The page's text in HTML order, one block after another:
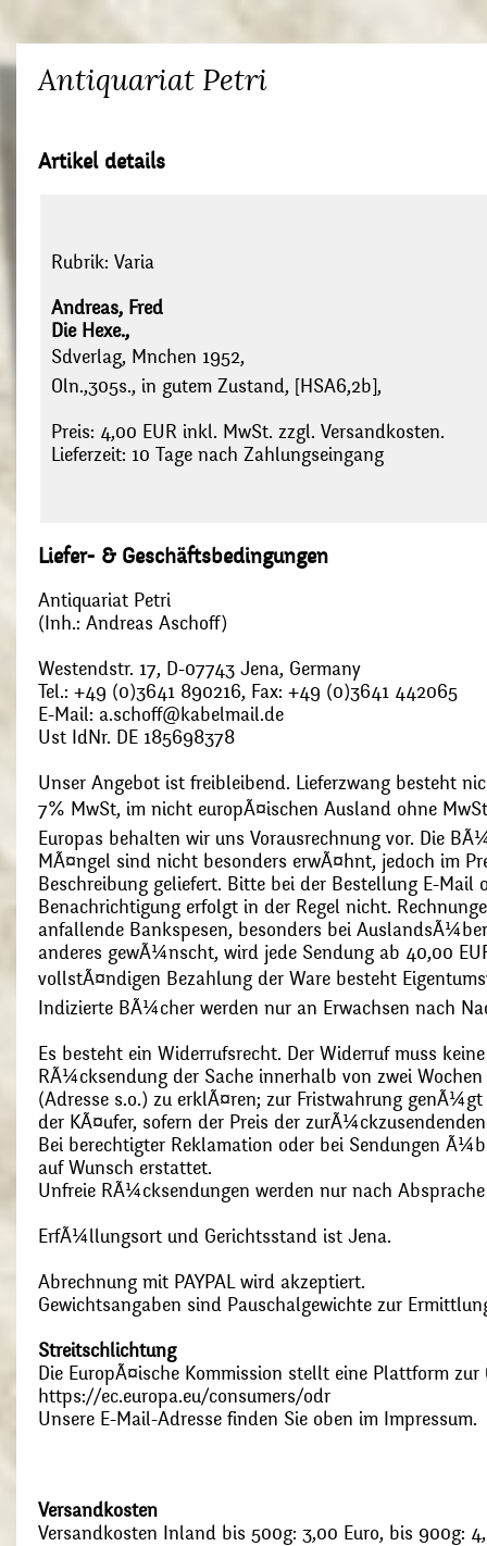
Antiquariat Petri
Artikel details
Rubrik: Varia
Andreas, Fred
Die Hexe.,
Sdverlag, Mnchen 1952,
Oln.,305s., in gutem Zustand, [HSA6,2b],
Preis: 4,00 EUR inkl. MwSt. zzgl. Versandkosten.
Lieferzeit: 10 Tage nach Zahlungseingang
Liefer- & Geschäftsbedingungen
Antiquariat Petri
(Inh.: Andreas Aschoff)
Westendstr. 17, D-07743 Jena, Germany
Tel.: +49 (0)3641 890216, Fax: +49 (0)3641 442065
E-Mail: a.schoff@kabelmail.de
Ust IdNr. DE 185698378
Unser Angebot ist freibleibend. Lieferzwang besteht
7% MwSt, im nicht europÃ¤ischen Ausland ohne
Europas behalten wir uns Vorausrechnung vor. Die
MÃ¤ngel sind nicht besonders erwÃ¤hnt, jedoch im
Beschreibung geliefert. Bitte bei der Bestellung E-Mail
Benachrichtigung erfolgt in der Regel nicht.
anfallende Bankspesen, besonders bei
anderes gewÃ¼nscht, wird jede Sendung ab 40,00
vollstÃ¤ndigen Bezahlung der Ware besteht
Indizierte BÃ¼cher werden nur an Erwachsen nach
Es besteht ein Widerrufsrecht. Der Widerruf muss
RÃ¼cksendung der Sache innerhalb von zwei
(Adresse s.o.) zu erklÃ¤ren; zur Fristwahrung
der KÃ¤ufer, sofern der Preis der
Bei berechtigter Reklamation oder bei Sendungen
auf Wunsch erstattet.
Unfreie RÃ¼cksendungen werden nur nach
ErfÃ¼llungsort und Gerichtsstand ist Jena.
Abrechnung mit PAYPAL wird akzeptiert.
Gewichtsangaben sind Pauschalgewichte zur
Streitschlichtung
Die EuropÃ¤ische Kommission stellt eine Plattform
https://ec.europa.eu/consumers/odr
Unsere E-Mail-Adresse finden Sie oben im Impressum.
Versandkosten
Versandkosten Inland bis 500g: 3,00 Euro, bis 900g: